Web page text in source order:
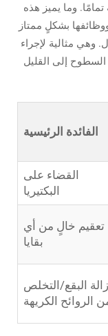
وما يميز هذه
بشكلٍ ممتاز
وهي مثالية لإجراء
إلى القليل
الفائدة الرئيسية
القضاء على
البكتيريا
تعقيم خالٍ من أي
بقايا
البقع/التخلص
الروائح الكريهة